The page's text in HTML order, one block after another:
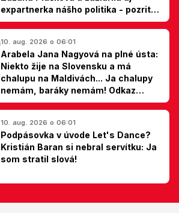
expartnerka nášho politika - pozrite
si TOP outfity z Lovestreamu
10. aug. 2026 o 06:01
Arabela Jana Nagyová na plné ústa:
Niekto žije na Slovensku a má
chalupu na Maldivách... Ja chalupy
nemám, baráky nemám! Odkaz
Slovákom
10. aug. 2026 o 06:01
Podpásovka v úvode Let's Dance?
Kristián Baran si nebral servítku: Ja
som stratil slová!